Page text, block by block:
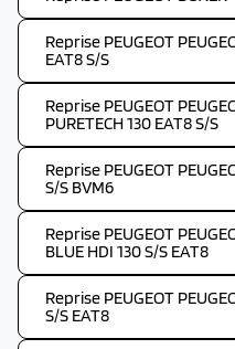
Reprise PEUGEOT
EAT8 S/S
Reprise PEUGEOT
PURETECH 130 EAT8 S/S
Reprise PEUGEOT
S/S BVM6
Reprise PEUGEOT
BLUE HDI 130 S/S EAT8
Reprise PEUGEOT
S/S EAT8